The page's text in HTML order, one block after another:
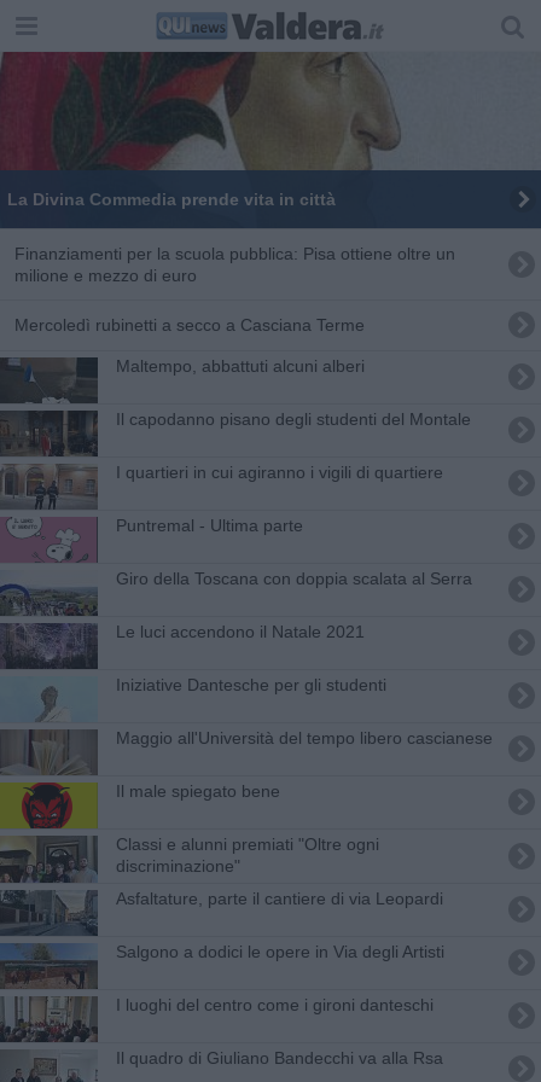
La Divina Commedia prende vita in città
Finanziamenti per la scuola pubblica: Pisa ottiene oltre un
milione e mezzo di euro
Mercoledì rubinetti a secco a Casciana Terme
Maltempo, abbattuti alcuni alberi
Il capodanno pisano degli studenti del Montale
I quartieri in cui agiranno i vigili di quartiere
Puntremal - Ultima parte
Giro della Toscana con doppia scalata al Serra
Le luci accendono il Natale 2021
Iniziative Dantesche per gli studenti
Maggio all'Università del tempo libero cascianese
Il male spiegato bene
Classi e alunni premiati "Oltre ogni
discriminazione"
Asfaltature, parte il cantiere di via Leopardi
Salgono a dodici le opere in Via degli Artisti
I luoghi del centro come i gironi danteschi
Il quadro di Giuliano Bandecchi va alla Rsa